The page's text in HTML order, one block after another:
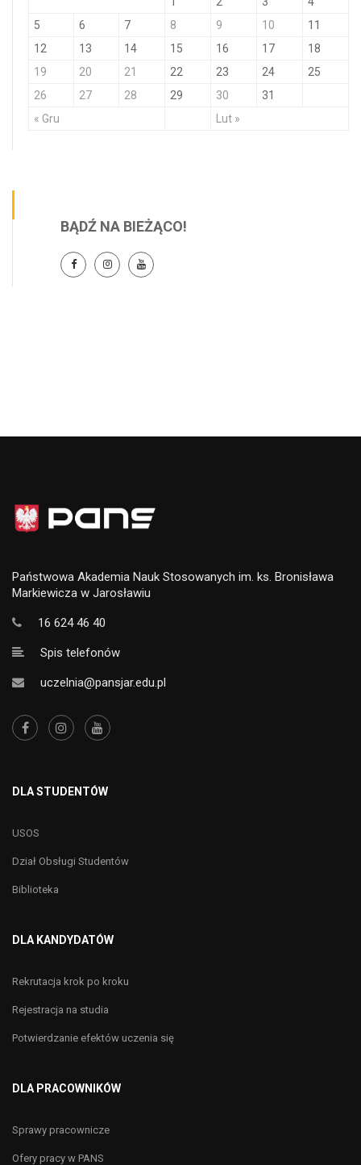
« Gru Lut »
5
6 7 8 9 10
11
12
13 14 15 16 17
18
19
20 21 22 23 24
25
26
27 28 29 30 31
BĄDŹ NA BIEŻĄCO!
Państwowa Akademia Nauk Stosowanych im. ks. Bronisława
Markiewicza w Jarosławiu
16 624 46 40
Spis telefonów
uczelnia@pansjar.edu.pl
DLA STUDENTÓW
USOS
Dział Obsługi Studentów
Biblioteka
DLA KANDYDATÓW
Rekrutacja krok po kroku
Rejestracja na studia
Potwierdzanie efektów uczenia się
DLA PRACOWNIKÓW
Sprawy pracownicze
Ofery pracy w PANS